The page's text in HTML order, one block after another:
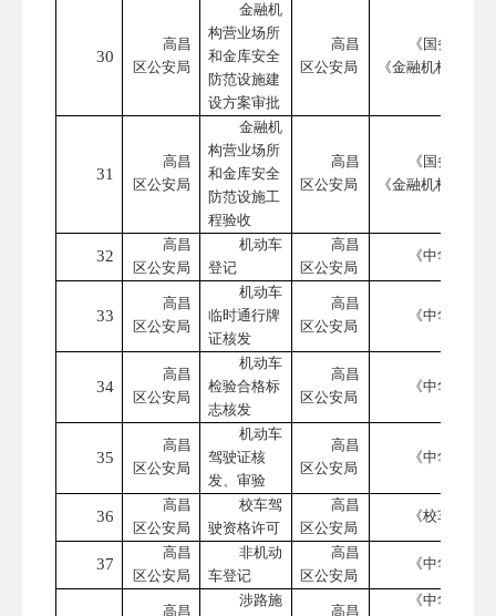
30
高昌
区公安局
金融机
构营业场所
和金库安全
防范设施建
设方案审批
高昌
区公安局
《国务院对
《金融机构营业
31
高昌
区公安局
金融机
构营业场所
和金库安全
防范设施工
程验收
高昌
区公安局
《国务院对
《金融机构营业
32
高昌
区公安局
机动车
登记
高昌
区公安局
《中华人民
33
高昌
区公安局
机动车
临时通行牌
证核发
高昌
区公安局
《中华人民
34
高昌
区公安局
机动车
检验合格标
志核发
高昌
区公安局
《中华人民
35
高昌
区公安局
机动车
驾驶证核
发、审验
高昌
区公安局
《中华人民
36
高昌
区公安局
校车驾
驶资格许可
高昌
区公安局
《校车安全
37
高昌
区公安局
非机动
车登记
高昌
区公安局
《中华人民
高昌
涉路施
高昌
《中华人民